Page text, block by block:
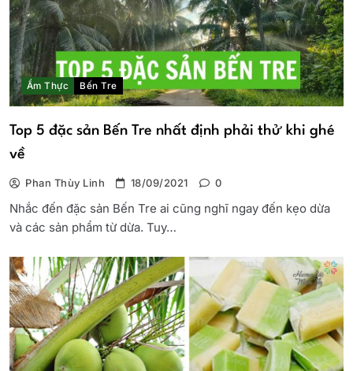
Ẩm Thực Bến Tre
Top 5 đặc sản Bến Tre nhất định phải thử khi ghé
về
Phan Thùy Linh 18/09/2021 0
Nhắc đến đặc sản Bến Tre ai cũng nghĩ ngay đến kẹo dừa
và các sản phẩm từ dừa. Tuy…